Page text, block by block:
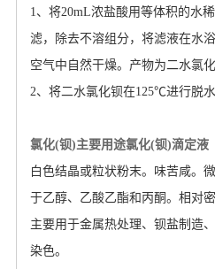
1、将20mL浓盐酸用等体积的水
滤，除去不溶组分，将滤液在水
空气中自然干燥。产物为二水氯
2、将二水氯化钡在125℃进行脱
氯化(钡)主要用途氯化(钡)滴定液
白色结晶或粒状粉末。味苦咸。
于乙醇、乙酸乙酯和丙酮。相对
主要用于金属热处理、钡盐制造
染色。